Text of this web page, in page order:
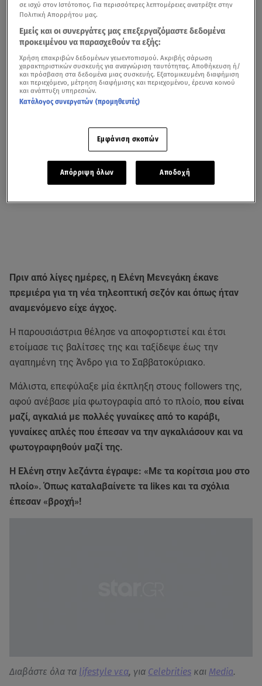
Πριν από λίγες ημέρες, η Ελένη Μενεγάκη έκανε
πρεμιέρα για τη νέα τηλεοπτική σεζόν και όπως ήταν
αναμενόμενο είχε άγχος.
Η παρουσιάστρια θέλησε να αποφορτιστεί και έτσι
ετοίμασε τις βαλίτσες της και ταξίδεψε έως την
αγαπημένη της Άνδρο για το Σαββατοκύριακο.
Μάλιστα, επεφύλαξε μία έκπληξη στους followers της,
αφού ανέβασε μία φωτογραφία από το πλοίο, που είναι
μαζί, αγκαλιά με πολλές γυναίκες από το καράβι,
γυναίκες απλές που έπεσαν να την αγκαλιάσουν και να
φωτογραφηθούν μαζί της.
Η Ελένη στην λεζάντα έγραψε: «Με τα κορίτσια μου στο
πλοίο». Όπως καταλαβαίνετε τα likes και τα σχόλια
έπεσαν «βροχή»!
Διαβάστε όλα τα lifestyle νεα, για Celebrities και Media.
σε ισχύ στον Ιστότοπος. Για περισσότερες λεπτομέρειες ανατρέξτε στην
Πολιτική Απορρήτου μας.
Εμείς και οι συνεργάτες μας επεξεργαζόμαστε δεδομένα
προκειμένου να παρασχεθούν τα εξής:
Χρήση επακριβών δεδομένων γεωεντοπισμού. Ακριβής σάρωση
χαρακτηριστικών συσκευής για αναγνώριση ταυτότητας. Αποθήκευση ή/
και πρόσβαση στα δεδομένα μιας συσκευής. Εξατομικευμένη διαφήμιση
και περιεχόμενο, μέτρηση διαφήμισης και περιεχομένου, έρευνα κοινού
και ανάπτυξη υπηρεσιών.
Κατάλογος συνεργατών (προμηθευτές)
Εμφάνιση σκοπών
Απόρριψη όλων Αποδοχή